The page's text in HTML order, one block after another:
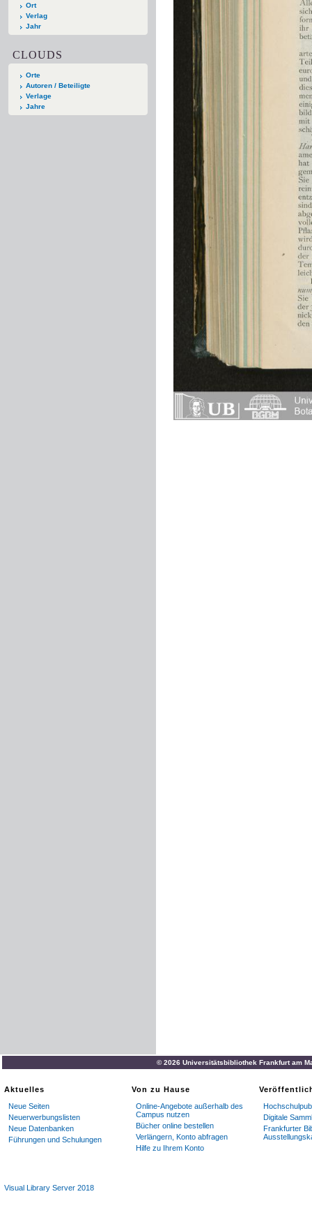
Ort
Verlag
Jahr
CLOUDS
Orte
Autoren / Beteiligte
Verlage
Jahre
© 2026 Universitätsbibliothek Frankfurt am
Aktuelles
Neue Seiten
Neuerwerbungslisten
Neue Datenbanken
Führungen und Schulungen
Von zu Hause
Online-Angebote außerhalb des
Campus nutzen
Bücher online bestellen
Verlängern, Konto abfragen
Hilfe zu Ihrem Konto
Digitale
Frankfurter
Visual Library Server 2018